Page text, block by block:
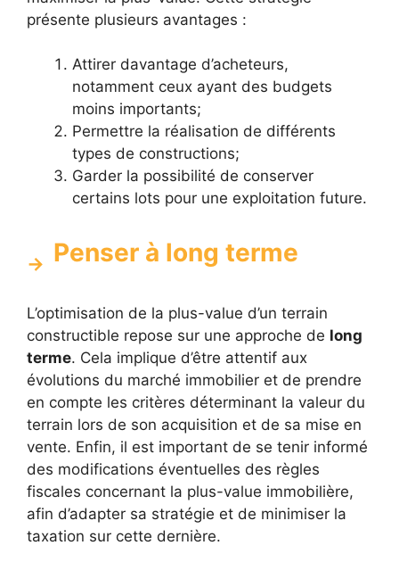
présente plusieurs avantages :
Attirer davantage d’acheteurs,
notamment ceux ayant des budgets
moins importants;
Permettre la réalisation de différents
types de constructions;
Garder la possibilité de conserver
certains lots pour une exploitation future.
Penser à long terme
L’optimisation de la plus-value d’un terrain
constructible repose sur une approche de long
terme. Cela implique d’être attentif aux
évolutions du marché immobilier et de prendre
en compte les critères déterminant la valeur du
terrain lors de son acquisition et de sa mise en
vente. Enfin, il est important de se tenir informé
des modifications éventuelles des règles
fiscales concernant la plus-value immobilière,
afin d’adapter sa stratégie et de minimiser la
taxation sur cette dernière.